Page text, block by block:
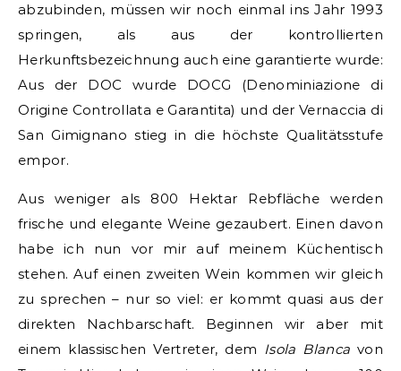
abzubinden, müssen wir noch einmal ins Jahr 1993
springen, als aus der kontrollierten
Herkunftsbezeichnung auch eine garantierte wurde:
Aus der DOC wurde DOCG (Denominiazione di
Origine Controllata e Garantita) und der Vernaccia di
San Gimignano stieg in die höchste Qualitätsstufe
empor.
Aus weniger als 800 Hektar Rebfläche werden
frische und elegante Weine gezaubert. Einen davon
habe ich nun vor mir auf meinem Küchentisch
stehen. Auf einen zweiten Wein kommen wir gleich
zu sprechen – nur so viel: er kommt quasi aus der
direkten Nachbarschaft. Beginnen wir aber mit
einem klassischen Vertreter, dem Isola Blanca von